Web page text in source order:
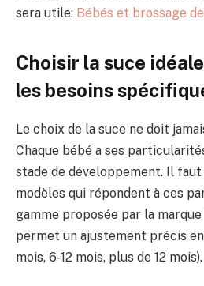
sera utile: Bébés et brossage
Choisir la suce
les besoins
Le choix de la suce ne doit
Chaque bébé a ses
stade de développement. Il
modèles qui répondent à ces
gamme proposée par la
permet un ajustement précis
mois, 6-12 mois, plus de 12 mois).